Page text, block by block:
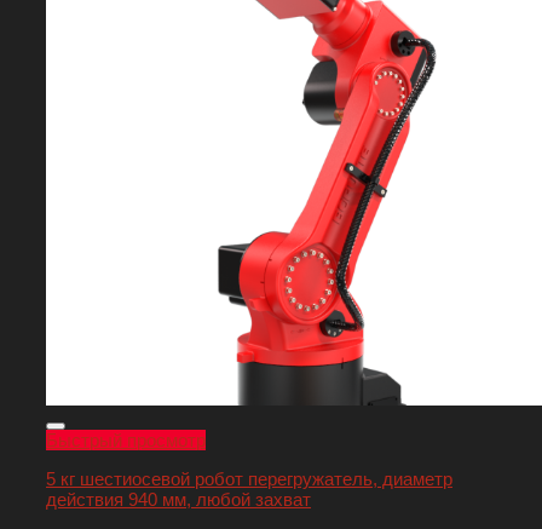
Быстрый просмотр
5 кг шестиосевой робот перегружатель, диаметр
действия 940 мм, любой захват